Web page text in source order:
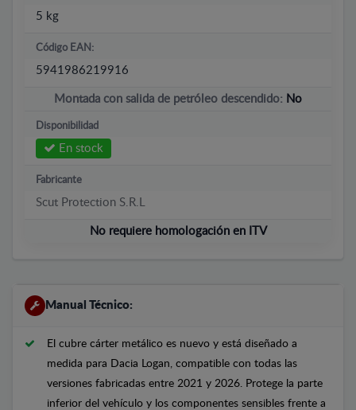
5 kg
Código EAN:
5941986219916
Montada con salida de petróleo descendido: No
Disponibilidad
En stock
Fabricante
Scut Protection S.R.L
No requiere homologación en ITV
Manual Técnico:
El cubre cárter metálico es nuevo y está diseñado a
medida para Dacia Logan, compatible con todas las
versiones fabricadas entre 2021 y 2026. Protege la parte
inferior del vehículo y los componentes sensibles frente a